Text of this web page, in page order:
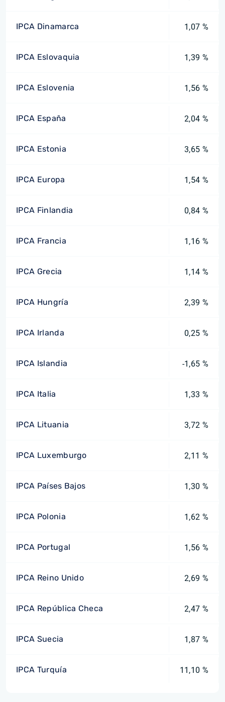
IPCA Dinamarca 1,07 %
IPCA Eslovaquia 1,39 %
IPCA Eslovenia 1,56 %
IPCA España 2,04 %
IPCA Estonia 3,65 %
IPCA Europa 1,54 %
IPCA Finlandia 0,84 %
IPCA Francia 1,16 %
IPCA Grecia 1,14 %
IPCA Hungría 2,39 %
IPCA Irlanda 0,25 %
IPCA Islandia -1,65 %
IPCA Italia 1,33 %
IPCA Lituania 3,72 %
IPCA Luxemburgo 2,11 %
IPCA Países Bajos 1,30 %
IPCA Polonia 1,62 %
IPCA Portugal 1,56 %
IPCA Reino Unido 2,69 %
IPCA República Checa 2,47 %
IPCA Suecia 1,87 %
IPCA Turquía 11,10 %